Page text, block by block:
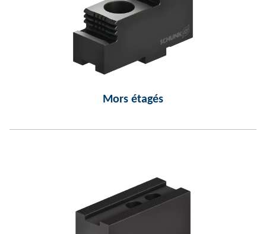
Mors étagés